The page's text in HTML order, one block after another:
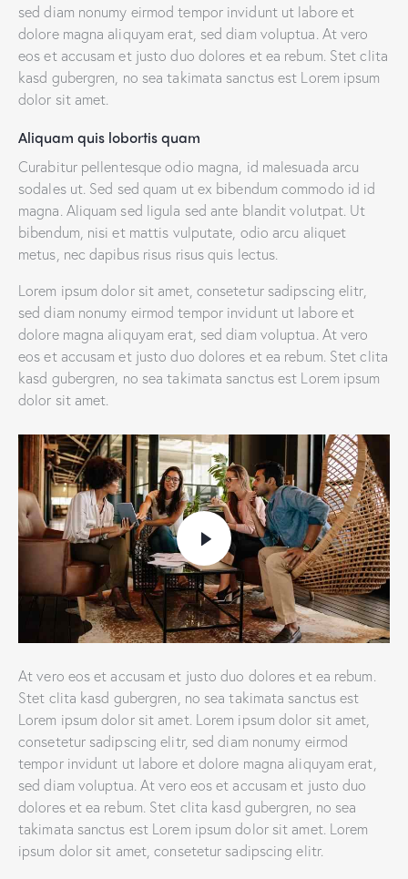
sed diam nonumy eirmod tempor invidunt ut labore et
dolore magna aliquyam erat, sed diam voluptua. At vero
eos et accusam et justo duo dolores et ea rebum. Stet clita
kasd gubergren, no sea takimata sanctus est Lorem ipsum
dolor sit amet.
Aliquam quis lobortis quam
Curabitur pellentesque odio magna, id malesuada arcu
sodales ut. Sed sed quam ut ex bibendum commodo id id
magna. Aliquam sed ligula sed ante blandit volutpat. Ut
bibendum, nisi et mattis vulputate, odio arcu aliquet
metus, nec dapibus risus risus quis lectus.
Lorem ipsum dolor sit amet, consetetur sadipscing elitr,
sed diam nonumy eirmod tempor invidunt ut labore et
dolore magna aliquyam erat, sed diam voluptua. At vero
eos et accusam et justo duo dolores et ea rebum. Stet clita
kasd gubergren, no sea takimata sanctus est Lorem ipsum
dolor sit amet.
At vero eos et accusam et justo duo dolores et ea rebum.
Stet clita kasd gubergren, no sea takimata sanctus est
Lorem ipsum dolor sit amet. Lorem ipsum dolor sit amet,
consetetur sadipscing elitr, sed diam nonumy eirmod
tempor invidunt ut labore et dolore magna aliquyam erat,
sed diam voluptua. At vero eos et accusam et justo duo
dolores et ea rebum. Stet clita kasd gubergren, no sea
takimata sanctus est Lorem ipsum dolor sit amet. Lorem
ipsum dolor sit amet, consetetur sadipscing elitr.